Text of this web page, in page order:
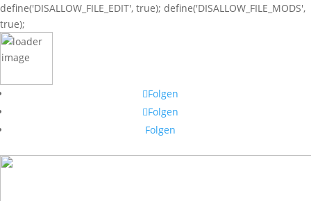
define('DISALLOW_FILE_EDIT', true); define('DISALLOW_FILE_MODS',
true);
Folgen
Folgen
Folgen